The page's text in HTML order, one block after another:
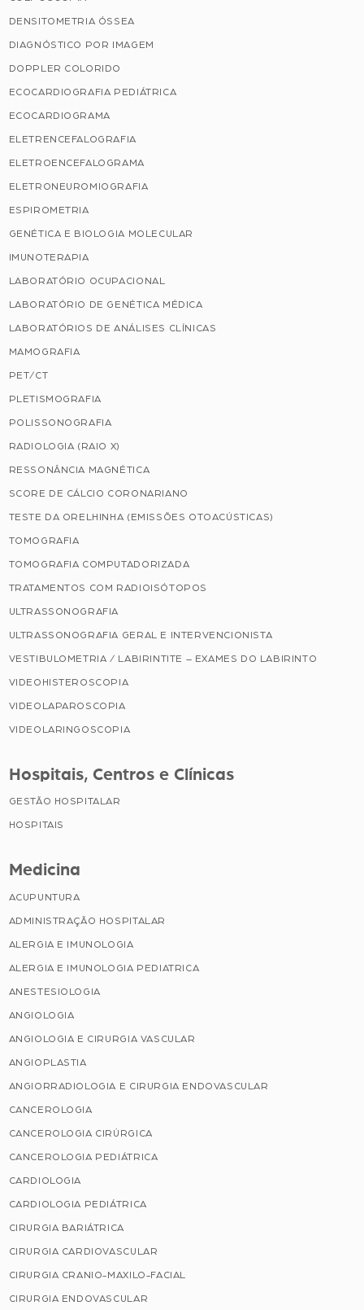
DENSITOMETRIA ÓSSEA
DIAGNÓSTICO POR IMAGEM
DOPPLER COLORIDO
ECOCARDIOGRAFIA PEDIÁTRICA
ECOCARDIOGRAMA
ELETRENCEFALOGRAFIA
ELETROENCEFALOGRAMA
ELETRONEUROMIOGRAFIA
ESPIROMETRIA
GENÉTICA E BIOLOGIA MOLECULAR
IMUNOTERAPIA
LABORATÓRIO OCUPACIONAL
LABORATÓRIO DE GENÉTICA MÉDICA
LABORATÓRIOS DE ANÁLISES CLÍNICAS
MAMOGRAFIA
PET/CT
PLETISMOGRAFIA
POLISSONOGRAFIA
RADIOLOGIA (RAIO X)
RESSONÂNCIA MAGNÉTICA
SCORE DE CÁLCIO CORONARIANO
TESTE DA ORELHINHA (EMISSÕES OTOACÚSTICAS)
TOMOGRAFIA
TOMOGRAFIA COMPUTADORIZADA
TRATAMENTOS COM RADIOISÓTOPOS
ULTRASSONOGRAFIA
ULTRASSONOGRAFIA GERAL E INTERVENCIONISTA
VESTIBULOMETRIA / LABIRINTITE – EXAMES DO LABIRINTO
VIDEOHISTEROSCOPIA
VIDEOLAPAROSCOPIA
VIDEOLARINGOSCOPIA
Hospitais, Centros e Clínicas
GESTÃO HOSPITALAR
HOSPITAIS
Medicina
ACUPUNTURA
ADMINISTRAÇÃO HOSPITALAR
ALERGIA E IMUNOLOGIA
ALERGIA E IMUNOLOGIA PEDIATRICA
ANESTESIOLOGIA
ANGIOLOGIA
ANGIOLOGIA E CIRURGIA VASCULAR
ANGIOPLASTIA
ANGIORRADIOLOGIA E CIRURGIA ENDOVASCULAR
CANCEROLOGIA
CANCEROLOGIA CIRÚRGICA
CANCEROLOGIA PEDIÁTRICA
CARDIOLOGIA
CARDIOLOGIA PEDIÁTRICA
CIRURGIA BARIÁTRICA
CIRURGIA CARDIOVASCULAR
CIRURGIA CRANIO-MAXILO-FACIAL
CIRURGIA ENDOVASCULAR